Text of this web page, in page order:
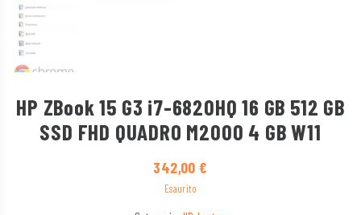
HP ZBook 15 G3 i7-6820HQ 16 GB 512 GB
SSD FHD QUADRO M2000 4 GB W11
342,00€
Esaurito